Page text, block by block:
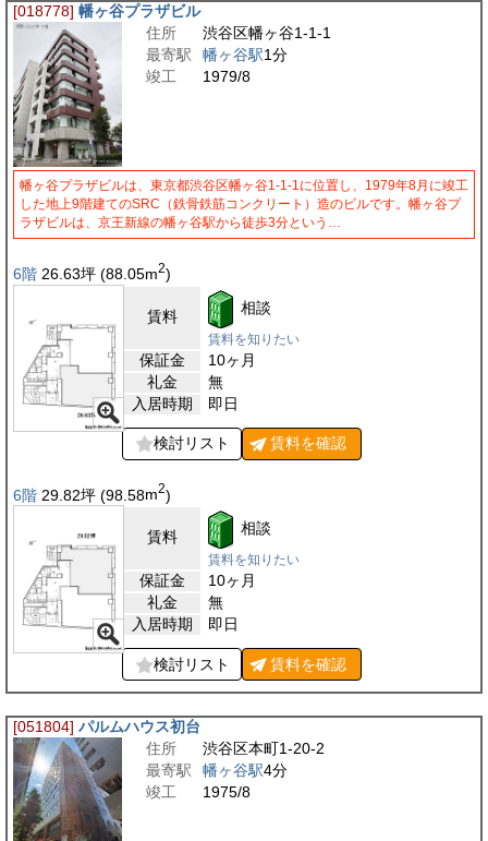
[018778] 幡ヶ谷プラザビル
住所
渋谷区幡ヶ谷1-1-1
最寄駅
幡ヶ谷駅1分
竣工
1979/8
幡ヶ谷プラザビルは、東京都渋谷区幡ヶ谷1-1-1に位置し、1979年8月に竣工
した地上9階建てのSRC（鉄骨鉄筋コンクリート）造のビルです。幡ヶ谷プ
ラザビルは、京王新線の幡ヶ谷駅から徒歩3分という…
6階 26.63坪 (88.05m2)
賃料 相談
賃料を知りたい
保証金
10ヶ月
礼金
無
入居時期
即日
検討リスト 賃料を確認
6階 29.82坪 (98.58m2)
賃料 相談
賃料を知りたい
保証金
10ヶ月
礼金
無
入居時期
即日
検討リスト 賃料を確認
[051804] パルムハウス初台
住所
渋谷区本町1-20-2
最寄駅
幡ヶ谷駅4分
竣工
1975/8